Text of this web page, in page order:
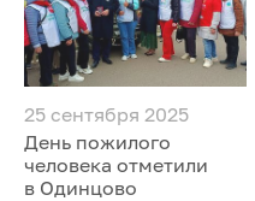
25 сентября 2025
День пожилого
человека отметили
в Одинцово